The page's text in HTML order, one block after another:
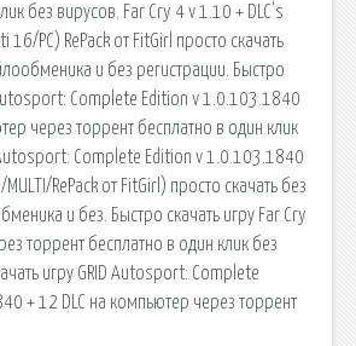
без вирусов. Far Cry 4 v 1.10 + DLC's
16/PC) RePack от FitGirl просто скачать
и без регистрации. Быстро
Autosport: Complete Edition v 1.0.103.1840
через торрент бесплатно в один клик
Complete Edition v 1.0.103.1840
RePack от FitGirl) просто скачать без
и без. Быстро скачать игру Far Cry
торрент бесплатно в один клик без
игру GRID Autosport: Complete
+ 12 DLC на компьютер через торрент